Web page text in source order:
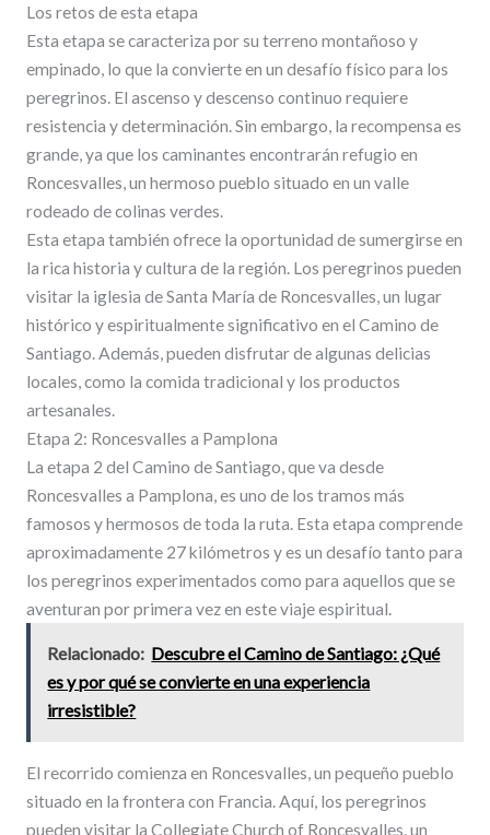
Los retos de esta etapa
Esta etapa se caracteriza por su terreno montañoso y
empinado, lo que la convierte en un desafío físico para los
peregrinos. El ascenso y descenso continuo requiere
resistencia y determinación. Sin embargo, la recompensa es
grande, ya que los caminantes encontrarán refugio en
Roncesvalles, un hermoso pueblo situado en un valle
rodeado de colinas verdes.
Esta etapa también ofrece la oportunidad de sumergirse en
la rica historia y cultura de la región. Los peregrinos pueden
visitar la iglesia de Santa María de Roncesvalles, un lugar
histórico y espiritualmente significativo en el Camino de
Santiago. Además, pueden disfrutar de algunas delicias
locales, como la comida tradicional y los productos
artesanales.
Etapa 2: Roncesvalles a Pamplona
La etapa 2 del Camino de Santiago, que va desde
Roncesvalles a Pamplona, es uno de los tramos más
famosos y hermosos de toda la ruta. Esta etapa comprende
aproximadamente 27 kilómetros y es un desafío tanto para
los peregrinos experimentados como para aquellos que se
aventuran por primera vez en este viaje espiritual.
Relacionado: Descubre el Camino de Santiago: ¿Qué
es y por qué se convierte en una experiencia
irresistible?
El recorrido comienza en Roncesvalles, un pequeño pueblo
situado en la frontera con Francia. Aquí, los peregrinos
pueden visitar la Collegiate Church of Roncesvalles, un